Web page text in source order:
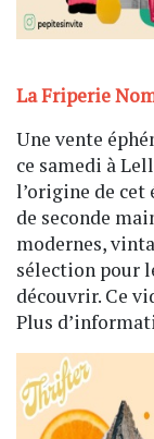
La Friperie
Une vente
ce samedi à
l’origine de cet
de seconde
modernes,
sélection pour
découvrir. Ce
Plus